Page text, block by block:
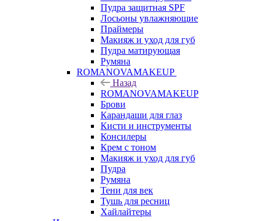
Пудра защитная SPF
Лосьоны увлажняющие
Праймеры
Макияж и уход для губ
Пудра матирующая
Румяна
ROMANOVAMAKEUP
Назад
ROMANOVAMAKEUP
Брови
Карандаши для глаз
Кисти и инструменты
Консилеры
Крем с тоном
Макияж и уход для губ
Пудра
Румяна
Тени для век
Тушь для ресниц
Хайлайтеры